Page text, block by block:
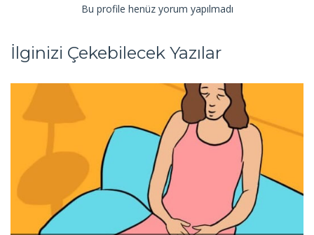
Bu profile henüz yorum yapılmadı
İlginizi Çekebilecek Yazılar